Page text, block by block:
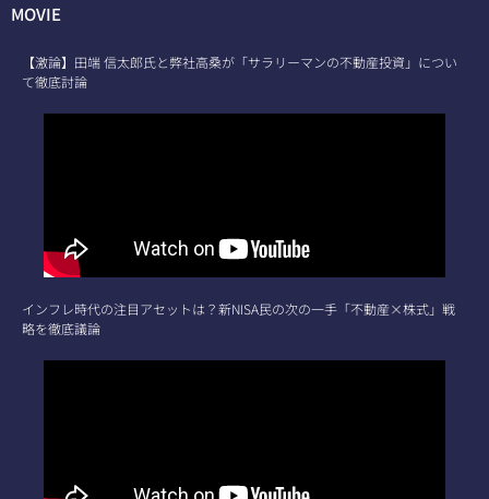
MOVIE
【激論】田端 信太郎氏と弊社高桑が「サラリーマンの不動産投資」につい
て徹底討論
インフレ時代の注目アセットは？新NISA民の次の一手「不動産×株式」戦
略を徹底議論